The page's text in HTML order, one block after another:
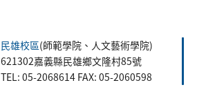
民雄校區(師範學院、人文藝術學院)
621302嘉義縣民雄鄉文隆村85號
TEL: 05-2068614 FAX: 05-2060598